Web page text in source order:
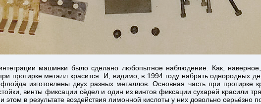
машинки было сделано любопытное наблюдение. Как,
протирке металл красится. И, видимо, в 1994 году набрать однородных
изготовлены двух разных металлов. Основная часть при протирке
винты фиксации сёдел и один из винтов фиксации сухарей красили
этом в результате воздействия лимонной кислоты у них довольно серьёзно